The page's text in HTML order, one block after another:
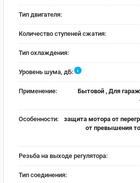
Тип двигателя:
Количество ступеней сжатия:
Тип охлаждения:
Уровень шума, дБ: i
Применение:
Бытовой , Для
Особенности:
защита мотора от
от превышения
Резьба на выходе регулятора:
Тип соединения: